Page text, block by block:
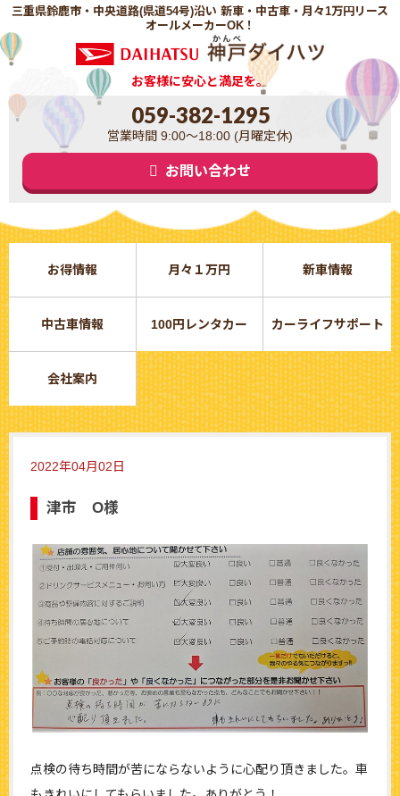
三重県鈴鹿市・中央道路(県道54号)沿い 新車・中古車・月々1万円リース
オールメーカーOK！
お客様に安心と満足を。
059-382-1295
営業時間 9:00～18:00 (月曜定休)
お問い合わせ
お得情報 月々１万円 新車情報
中古車情報 100円レンタカー カーライフサポート
会社案内
2022年04月02日
津市 O様
点検の待ち時間が苦にならないように心配り頂きました。車